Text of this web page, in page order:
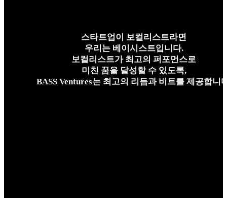
스타트업이 보컬리스트라면
우리는 베이시스트입니다.
보컬리스트가 최고의 퍼포먼스로
미친 꿈을 달성할 수 있도록,
BASS Ventures는 최고의 리듬과 비트를 제공합니